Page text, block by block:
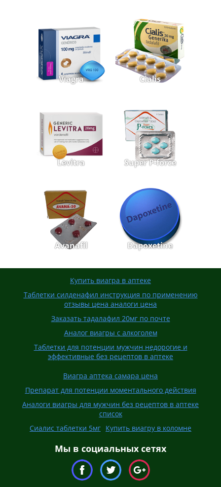
Viagra Cialis
Levitra Super P-force
Avanafil Dapoxetine
Купить виагра в аптеке
Таблетки силденафил инструкция по применению
отзывы цена аналоги цена
Заказать тадалафил 20мг по почте
Аналог виагры с алкоголем
Таблетки для потенции мужчин недорогие и
эффективные без рецептов в аптеке
Виагра аптека самара цена
Препарат для потенции моментального действия
Аналоги виагры для мужчин без рецептов в аптеке
список
Сиалис таблетки 5мг Купить виагру в коломне
Мы в социальных сетях